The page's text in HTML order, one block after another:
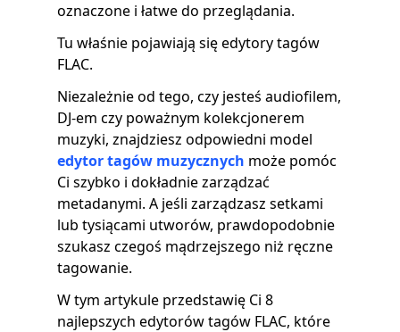
oznaczone i łatwe do przeglądania.
Tu właśnie pojawiają się edytory tagów
FLAC.
Niezależnie od tego, czy jesteś audiofilem,
DJ-em czy poważnym kolekcjonerem
muzyki, znajdziesz odpowiedni model
edytor tagów muzycznych może pomóc
Ci szybko i dokładnie zarządzać
metadanymi. A jeśli zarządzasz setkami
lub tysiącami utworów, prawdopodobnie
szukasz czegoś mądrzejszego niż ręczne
tagowanie.
W tym artykule przedstawię Ci 8
najlepszych edytorów tagów FLAC, które